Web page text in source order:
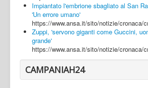
Impiantato l'embrione sbagliato al San
'Un errore umano'
https://www.ansa.it/sito/notizie/cronaca/
Zuppi, 'servono giganti come Guccini,
grande'
https://www.ansa.it/sito/notizie/cronaca/
CAMPANIAH24